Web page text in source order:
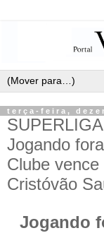
terça-feira,
Jogando
Clube
Cristóvão
Jogando